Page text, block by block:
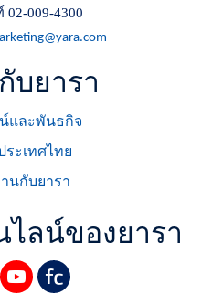
02-009-4300
บยารา
และพันธกิจ
ระเทศไทย
นกับยารา
ไลน์ของยารา
youtube
yara